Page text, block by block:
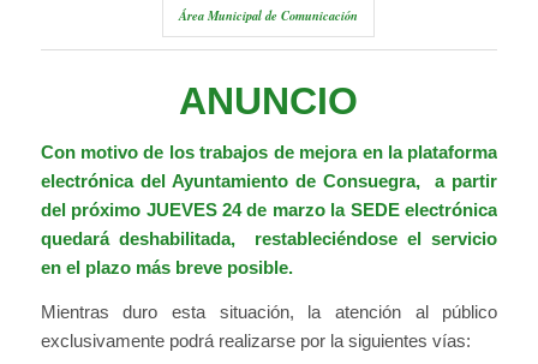
Área Municipal de Comunicación
ANUNCIO
Con motivo de los trabajos de mejora en la plataforma
electrónica del Ayuntamiento de Consuegra, a partir
del próximo JUEVES 24 de marzo la SEDE electrónica
quedará deshabilitada, restableciéndose el servicio
en el plazo más breve posible.
Mientras duro esta situación, la atención al público
exclusivamente podrá realizarse por la siguientes vías: